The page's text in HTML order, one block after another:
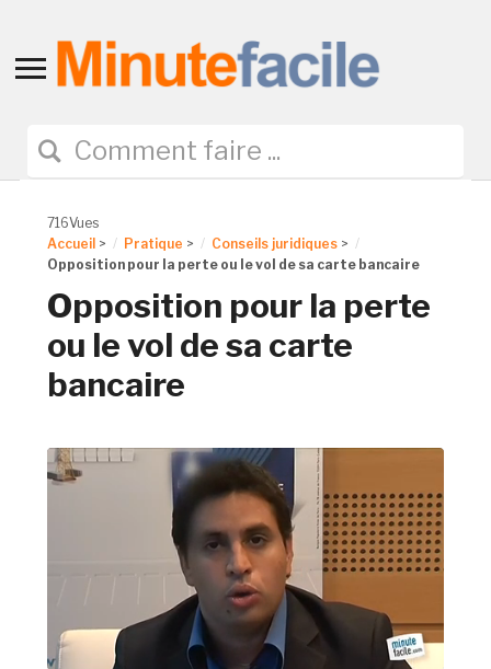
Toggle
navigation
716Vues
Accueil > Pratique > Conseils juridiques >
Opposition pour la perte ou le vol de sa carte bancaire
Opposition pour la perte
ou le vol de sa carte
bancaire